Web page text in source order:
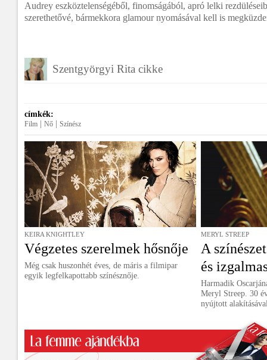
Audrey eszköztelenségéből, finomságából, apró lelki
szerethetővé, bármekkora glamour nyomásával kell is
Szentgyörgyi Rita cikke
címkék:
Film Nő Színész
KEIRA KNIGHTLEY
Végzetes szerelmek hősnője
Még csak huszonhét éves, de máris a filmipar
egyik legfelkapottabb színésznője.
MERYL STREEP
A
és
Harmadik
Meryl Streep. 30
nyújtott